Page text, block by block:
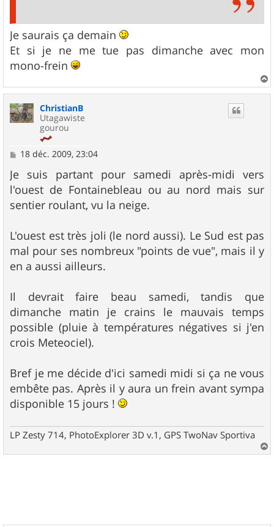
Je saurais ça demain
Et si je ne me tue pas dimanche avec mon
mono-frein
a
ChristianB
Utagawiste
gourou
M
s
s
a
g
e
18 déc. 2009, 23:04
Je suis partant pour samedi après-midi vers
l'ouest de Fontainebleau ou au nord mais sur
sentier roulant, vu la neige.
L'ouest est très joli (le nord aussi). Le Sud est pas
mal pour ses nombreux "points de vue", mais il y
en a aussi ailleurs.
Il devrait faire beau samedi, tandis que
dimanche matin je crains le mauvais temps
possible (pluie à températures négatives si j'en
crois Meteociel).
Bref je me décide d'ici samedi midi si ça ne vous
embête pas. Après il y aura un frein avant sympa
disponible 15 jours !
LP Zesty 714, PhotoExplorer 3D v.1, GPS TwoNav Sportiva
a